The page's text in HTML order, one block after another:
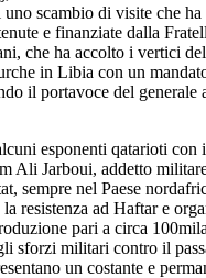
scambio di visite che
e finanziate dalla
che ha accolto i vertici
in Libia con un
il portavoce del
esponenti qatarioti
Jarboui, addetto
nel Paese
resistenza ad Haftar e
pari a circa
sforzi militari contro il
un costante e